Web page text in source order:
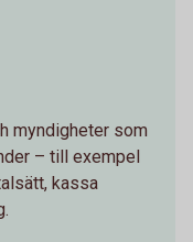
myndigheter som
– till exempel
kassa